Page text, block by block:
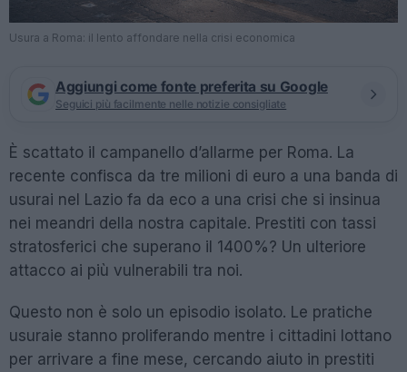
Usura a Roma: il lento affondare nella crisi economica
Aggiungi come fonte preferita su Google
Seguici più facilmente nelle notizie consigliate
È scattato il campanello d’allarme per Roma. La
recente confisca da tre milioni di euro a una banda di
usurai nel Lazio fa da eco a una crisi che si insinua
nei meandri della nostra capitale. Prestiti con tassi
stratosferici che superano il 1400%? Un ulteriore
attacco ai più vulnerabili tra noi.
Questo non è solo un episodio isolato. Le pratiche
usuraie stanno proliferando mentre i cittadini lottano
per arrivare a fine mese, cercando aiuto in prestiti